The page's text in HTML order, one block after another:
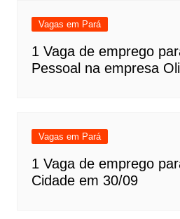
Vagas em Pará
1 Vaga de emprego
Pessoal na empresa
Vagas em Pará
1 Vaga de emprego
Cidade em 30/09